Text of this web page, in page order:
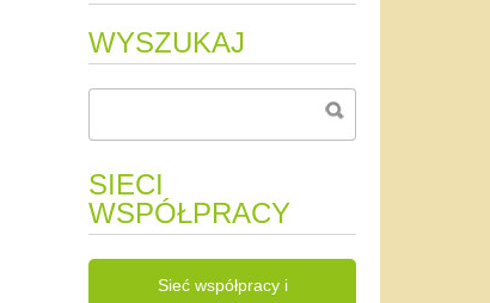
WYSZUKAJ
SIECI
WSPÓŁPRACY
Sieć współpracy i